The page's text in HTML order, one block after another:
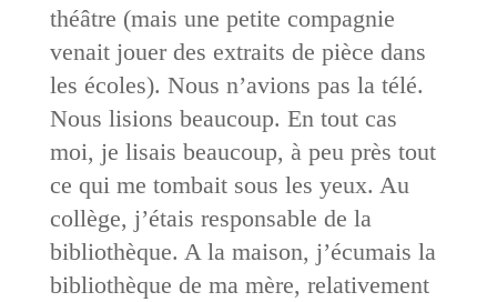
théâtre (mais une petite compagnie
venait jouer des extraits de pièce dans
les écoles). Nous n’avions pas la télé.
Nous lisions beaucoup. En tout cas
moi, je lisais beaucoup, à peu près tout
ce qui me tombait sous les yeux. Au
collège, j’étais responsable de la
bibliothèque. A la maison, j’écumais la
bibliothèque de ma mère, relativement